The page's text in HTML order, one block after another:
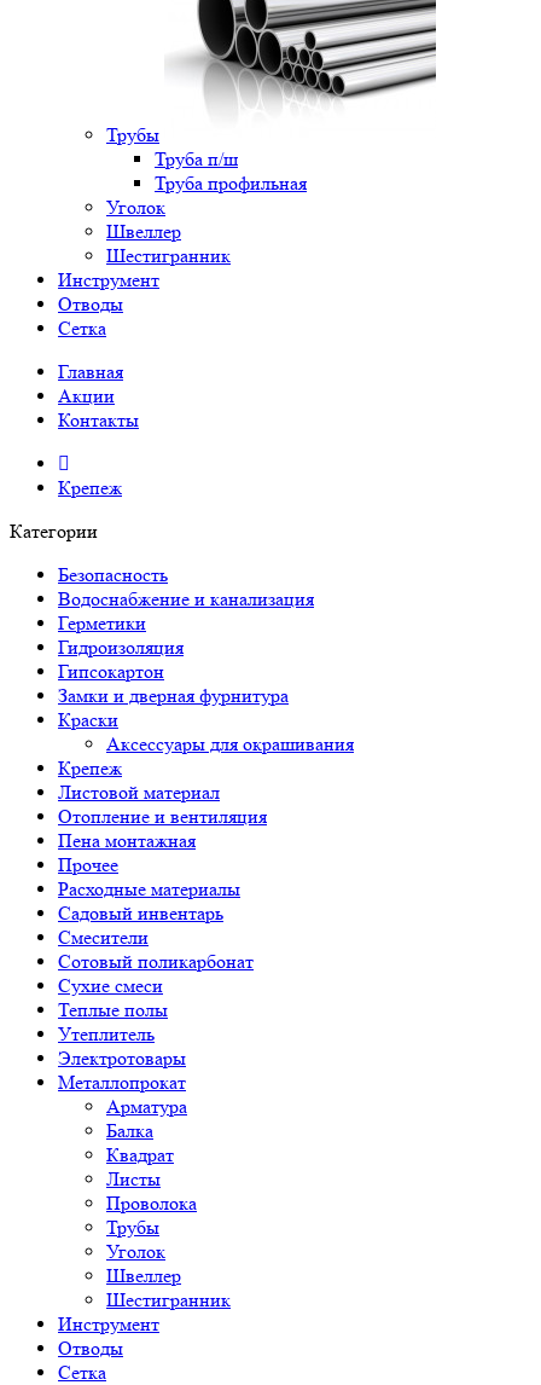
Трубы
Труба п/ш
Труба профильная
Уголок
Швеллер
Шестигранник
Инструмент
Отводы
Сетка
Главная
Акции
Контакты
Крепеж
Категории
Безопасность
Водоснабжение и канализация
Герметики
Гидроизоляция
Гипсокартон
Замки и дверная фурнитура
Краски
Аксессуары для окрашивания
Крепеж
Листовой материал
Отопление и вентиляция
Пена монтажная
Прочее
Расходные материалы
Садовый инвентарь
Смесители
Сотовый поликарбонат
Сухие смеси
Теплые полы
Утеплитель
Электротовары
Металлопрокат
Арматура
Балка
Квадрат
Листы
Проволока
Трубы
Уголок
Швеллер
Шестигранник
Инструмент
Отводы
Сетка